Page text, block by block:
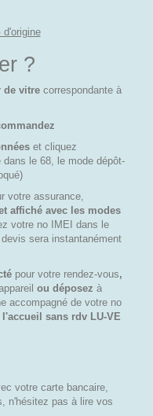
?
de vitre correspondante à
et cliquez
dans le 68, le mode dépôt-
votre assurance,
affiché avec les modes
votre no IMEI dans le
sera instantanément
pour votre rendez-vous,
ou déposez à
accompagné de votre no
l'accueil sans rdv LU-VE
votre carte bancaire,
n'hésitez pas à lire vos